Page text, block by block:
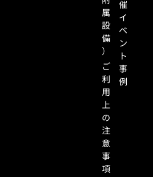
属
設
備
）
ご
利
用
上
の
注
意
事
項
催
イ
ベ
ン
ト
事
例